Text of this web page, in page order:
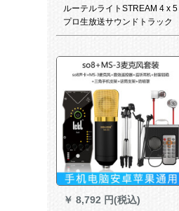
ルーテルライトSTREAM 4 x 5
プロ生放送サウンドトラック
トラックトラックトラックト
ックトラックトラックトラッ
クトラックトラックトラック
トラックトラックトラックト
ラックトラックトラックトラ
ックトラック携帯テープ泛用
外付けで全セクト录音室変声K
歌黒色
￥ 8,792 円(税込)